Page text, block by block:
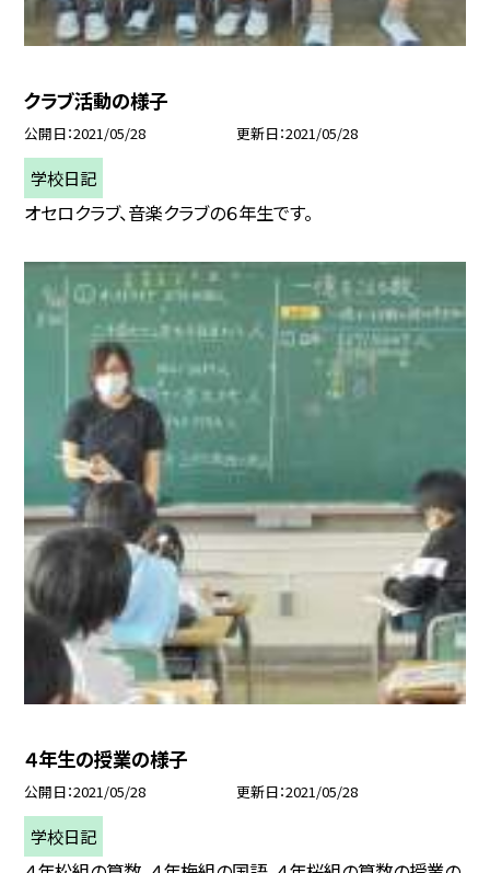
クラブ活動の様子
公開日 2021/05/28 更新日 2021/05/28
学校日記
オセロクラブ、音楽クラブの６年生です。
４年生の授業の様子
公開日 2021/05/28 更新日 2021/05/28
学校日記